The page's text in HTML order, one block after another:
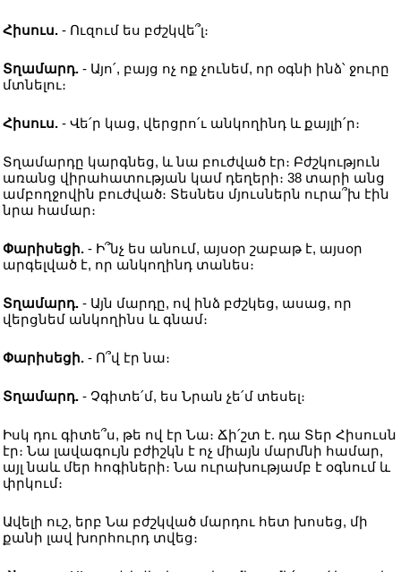
Հիսուս. - Ուզում ես բժշկվե՞լ։
Տղամարդ. - Այո՛, բայց ոչ ոք չունեմ, որ օգնի ինձ՝ ջուրը
մտնելու։
Հիսուս. - Վե՛ր կաց, վերցրո՛ւ անկողինդ և քայլի՛ր։
Տղամարդը կարգնեց, և նա բուժված էր։ Բժշկություն
առանց վիրահատության կամ դեղերի։ 38 տարի անց
ամբողջովին բուժված։ Տեսնես մյուսներն ուրա՞խ էին
նրա համար։
Փարիսեցի. - Ի՞նչ ես անում, այսօր շաբաթ է, այսօր
արգելված է, որ անկողինդ տանես։
Տղամարդ. - Այն մարդը, ով ինձ բժշկեց, ասաց, որ
վերցնեմ անկողինս և գնամ։
Փարիսեցի. - Ո՞վ էր նա։
Տղամարդ. - Չգիտե՛մ, ես Նրան չե՛մ տեսել։
Իսկ դու գիտե՞ս, թե ով էր Նա։ Ճի՛շտ է. դա Տեր Հիսուսն
էր։ Նա լավագույն բժիշկն է ոչ միայն մարմնի համար,
այլ նաև մեր հոգիների։ Նա ուրախությամբ է օգնում և
փրկում։
Ավելի ուշ, երբ Նա բժշկված մարդու հետ խոսեց, մի
քանի լավ խորհուրդ տվեց։